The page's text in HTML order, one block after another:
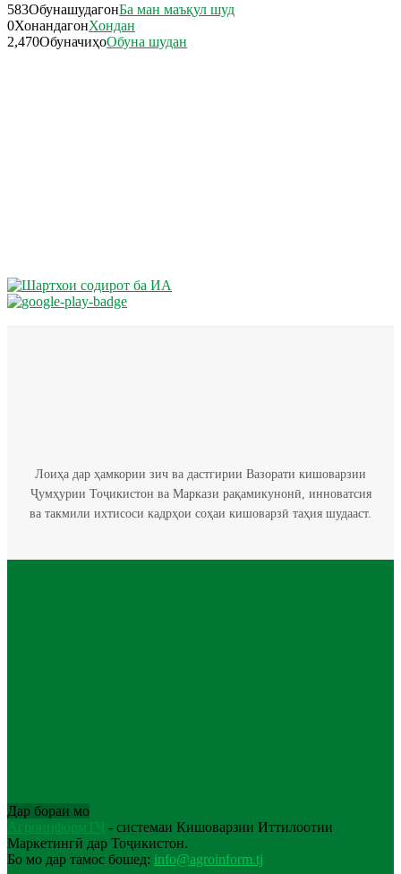
583ОбунашудагонБа ман маъқул шуд
0ХонандагонХондан
2,470ОбуначиҳоОбуна шудан
Лоиҳа дар ҳамкории зич ва дастгирии Вазорати кишоварзии
Ҷумҳурии Тоҷикистон ва Маркази рақамикунонӣ, инноватсия
ва такмили ихтисоси кадрҳои соҳаи кишоварзӣ таҳия шудааст.
Дар бораи мо
АгроинформТҶ - системаи Кишоварзии Иттилоотии
Маркетингӣ дар Тоҷикистон.
Бо мо дар тамос бошед: info@agroinform.tj